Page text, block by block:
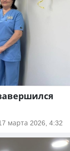
марта 2026, 4:32